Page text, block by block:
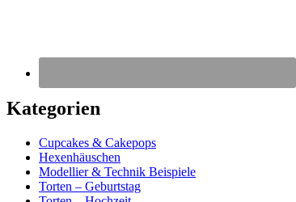
Kategorien
Cupcakes & Cakepops
Hexenhäuschen
Modellier & Technik Beispiele
Torten – Geburtstag